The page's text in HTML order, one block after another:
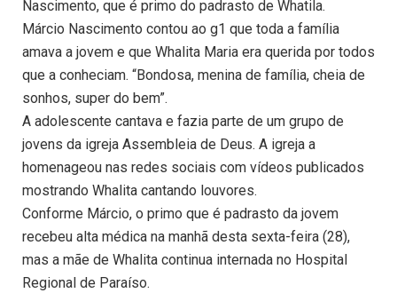
Nascimento, que é primo do padrasto de Whatila.
Márcio Nascimento contou ao g1 que toda a família
amava a jovem e que Whalita Maria era querida por todos
que a conheciam. “Bondosa, menina de família, cheia de
sonhos, super do bem”.
A adolescente cantava e fazia parte de um grupo de
jovens da igreja Assembleia de Deus. A igreja a
homenageou nas redes sociais com vídeos publicados
mostrando Whalita cantando louvores.
Conforme Márcio, o primo que é padrasto da jovem
recebeu alta médica na manhã desta sexta-feira (28),
mas a mãe de Whalita continua internada no Hospital
Regional de Paraíso.